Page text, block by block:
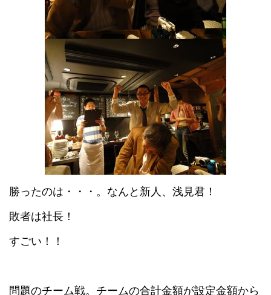
勝ったのは・・・。なんと新人、浅見君！
敗者は社長！
すごい！！
問題のチーム戦。チームの合計金額が設定金額から